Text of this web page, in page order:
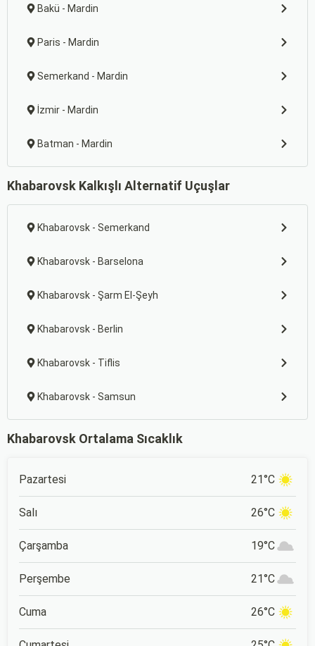
Bakü - Mardin
Paris - Mardin
Semerkand - Mardin
İzmir - Mardin
Batman - Mardin
Khabarovsk Kalkışlı Alternatif Uçuşlar
Khabarovsk - Semerkand
Khabarovsk - Barselona
Khabarovsk - Şarm El-Şeyh
Khabarovsk - Berlin
Khabarovsk - Tiflis
Khabarovsk - Samsun
Khabarovsk Ortalama Sıcaklık
Pazartesi 21°C
Salı 26°C
Çarşamba 19°C
Perşembe 21°C
Cuma 26°C